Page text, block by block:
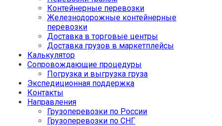
Контейнерные перевозки
Железнодорожные контейнерные
перевозки
Доставка в торговые центры
Доставка грузов в маркетплейсы
Калькулятор
Сопровождающие процедуры
Погрузка и выгрузка груза
Экспедиционная поддержка
Контакты
Направления
Грузоперевозки по России
Грузоперевозки по СНГ